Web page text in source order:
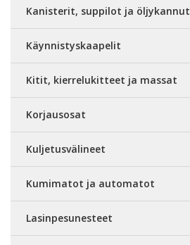
Kanisterit, suppilot ja öljykannut
Käynnistyskaapelit
Kitit, kierrelukitteet ja massat
Korjausosat
Kuljetusvälineet
Kumimatot ja automatot
Lasinpesunesteet